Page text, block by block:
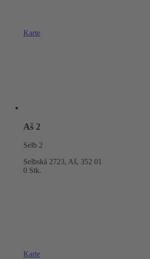
Karte
Aš 2
Selb 2
Selbská 2723, Aš, 352 01
0 Stk.
Karte